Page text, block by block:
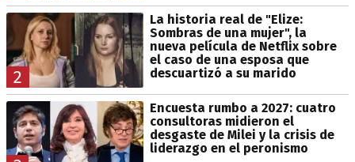
2
La historia real de "Elize:
Sombras de una mujer", la
nueva película de Netflix sobre
el caso de una esposa que
descuartizó a su marido
Encuesta rumbo a 2027: cuatro
consultoras midieron el
desgaste de Milei y la crisis de
liderazgo en el peronismo